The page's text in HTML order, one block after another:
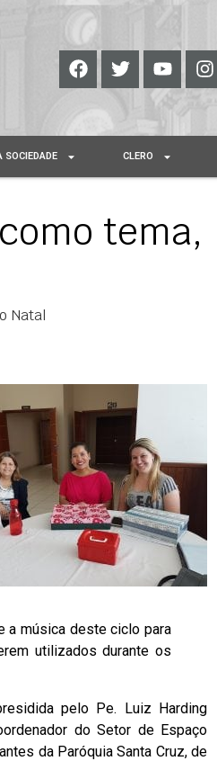
SOCIEDADE CLERO
tema,
Natal
a música deste ciclo para
utilizados durante os
pelo Pe. Luiz Harding
do Setor de Espaço
da Paróquia Santa Cruz, de